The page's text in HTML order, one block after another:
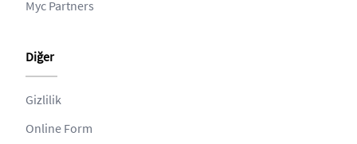
Myc Partners
Diğer
Gizlilik
Online Form